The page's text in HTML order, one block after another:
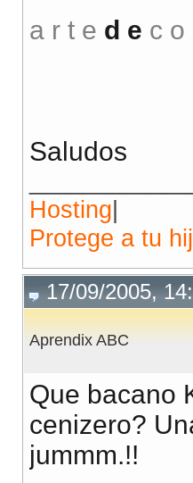
a r t e d e c o
Saludos
Hosting|
Protege a tu
17/09/2005,
Aprendix ABC
Que bacano
cenizero?
jummm.!!